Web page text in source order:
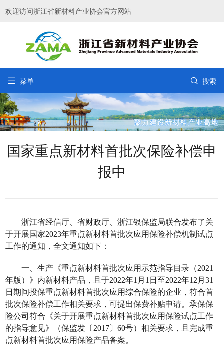
欢迎访问浙江省新材料产业协会官方网站
 菜单  搜索
国家重点新材料首批次保险补偿申
报中
浙江省经信厅、省财政厅、浙江银保监局联合发布了关
于开展国家2023年重点新材料首批次应用保险补偿机制试点
工作的通知，全文通知如下：
一、生产《重点新材料首批次应用示范指导目录（2021
年版）》内新材料产品，且于2022年1 月 1 日至2022年12 月31
日期间投保重点新材料首批次应用综合保险的企业，符合首
批次保险补偿工作相关要求，可提出保费补贴申请。承保保
险公司符合《关于开展重点新材料首批次应用保险试点工作
的指导意见》（保监发〔 2017〕60号）相关要求，且完成重
点新材料首批次应用保险产品备案。